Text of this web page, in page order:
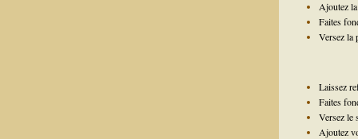
Ajoutez
Faites
Versez la
Laissez
Faites
Versez le
Ajoutez